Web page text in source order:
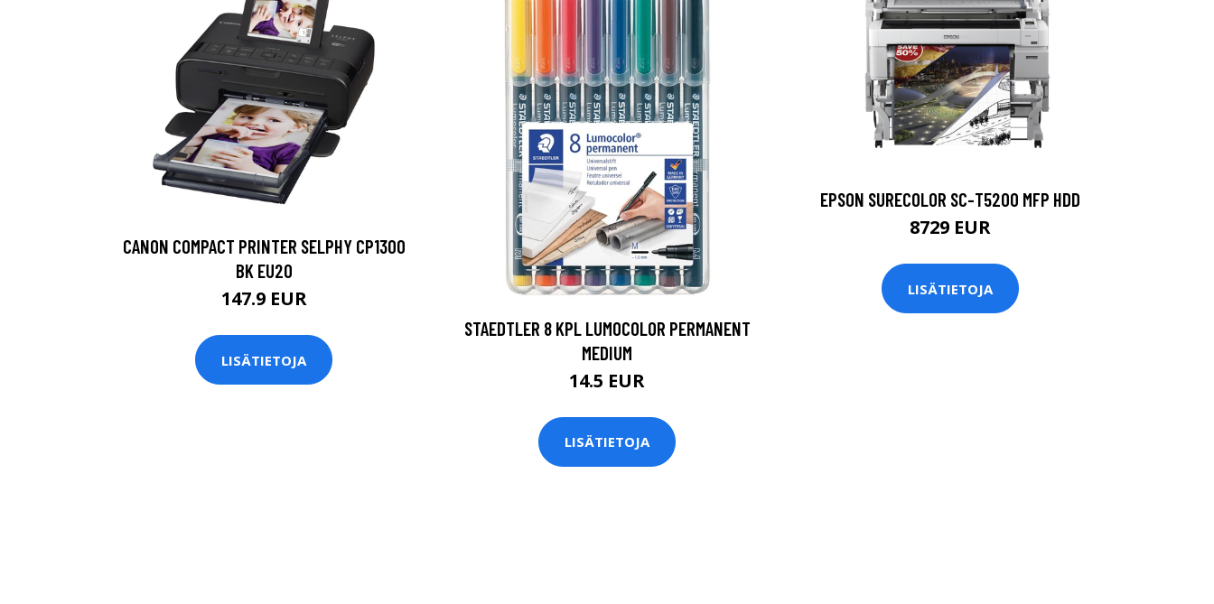
CANON COMPACT PRINTER SELPHY CP1300
BK EU20
147.9 EUR
LISÄTIETOJA
STAEDTLER 8 KPL LUMOCOLOR PERMANENT
MEDIUM
14.5 EUR
LISÄTIETOJA
EPSON SURECOLOR SC-T5200 MFP HDD
8729 EUR
LISÄTIETOJA